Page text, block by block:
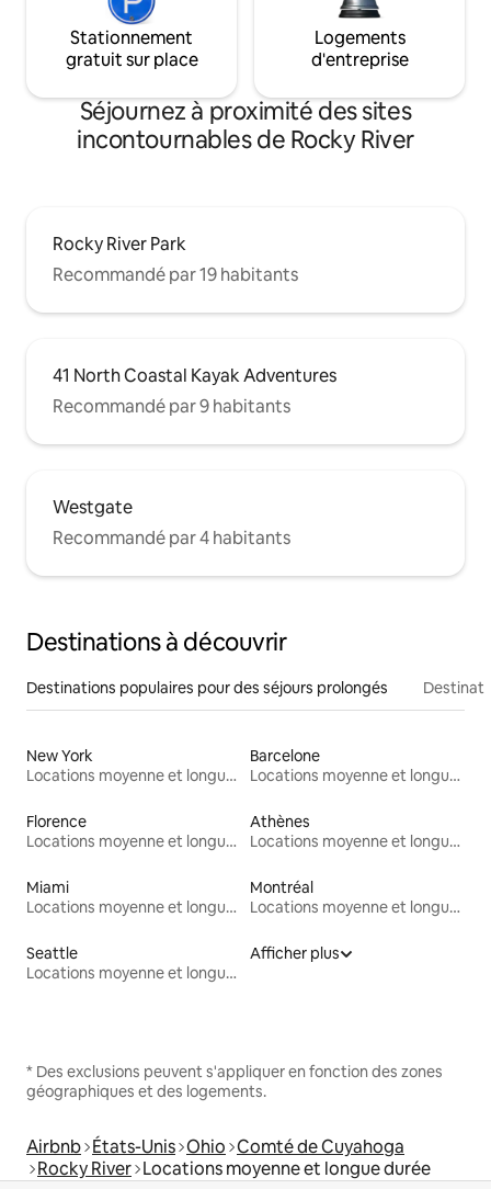
Stationnement
gratuit sur place
Logements
d'entreprise
Séjournez à proximité des sites
incontournables de Rocky River
Rocky River Park
Recommandé par 19 habitants
41 North Coastal Kayak Adventures
Recommandé par 9 habitants
Westgate
Recommandé par 4 habitants
Destinations à découvrir
Destinations populaires pour des séjours prolongés
New York
Locations moyenne et longue durée
Barcelone
Locations moyenne et longue durée
Florence
Locations moyenne et longue durée
Athènes
Locations moyenne et longue durée
Miami
Locations moyenne et longue durée
Montréal
Locations moyenne et longue durée
Seattle
Locations moyenne et longue durée
Afficher plus
* Des exclusions peuvent s'appliquer en fonction des zones
géographiques et des logements.
Airbnb États-Unis Ohio Comté de Cuyahoga
Rocky River Locations moyenne et longue durée